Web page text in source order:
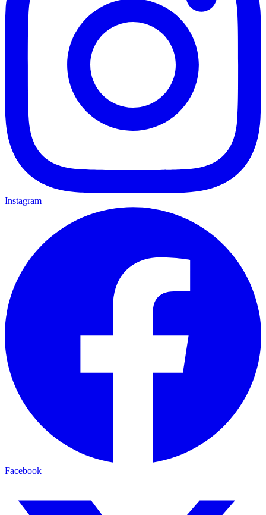
Instagram
Facebook